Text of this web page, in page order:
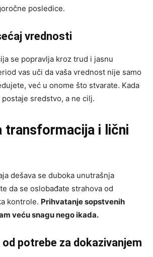
posledice.
vrednosti
se popravlja kroz trud i jasnu
vas uči da vaša vrednost nije samo
već u onome što stvarate. Kada
sredstvo, a ne cilj.
transformacija i lični
dešava se duboka unutrašnja
da se oslobađate strahova od
kontrole. Prihvatanje sopstvenih
veću snagu nego ikada.
potrebe za dokazivanjem